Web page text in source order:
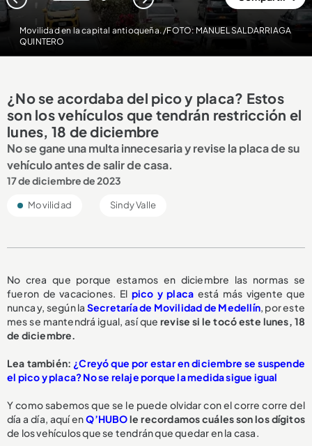
Movilidad en la capital antioqueña. /FOTO: MANUEL SALDARRIAGA
QUINTERO
¿No se acordaba del pico y placa? Estos
son los vehículos que tendrán restricción el
lunes, 18 de diciembre
No se gane una multa innecesaria y revise la placa de su
vehículo antes de salir de casa.
17 de diciembre de 2023
Movilidad Sindy Valle
No crea que porque estamos en diciembre las normas se
fueron de vacaciones. El pico y placa está más vigente que
nunca y, según la Secretaría de Movilidad de Medellín, por este
mes se mantendrá igual, así que revise si le tocó este lunes, 18
de diciembre.
Lea también: ¿Creyó que por estar en diciembre se suspende
el pico y placa? No se relaje porque la medida sigue igual
Y como sabemos que se le puede olvidar con el corre corre del
día a día, aquí enQ’HUBOle recordamos cuáles son los dígitos
de los vehículos que se tendrán que quedar en la casa.